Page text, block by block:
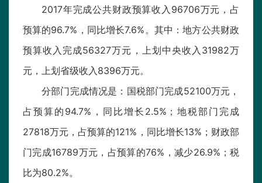
2017年完成公共财政预算收入96706万元，占
预算的96.7%，同比增长7.6%。其中：地方公共财政
预算收入完成56327万元，上划中央收入31982万
元，上划省级收入8396万元。
分部门完成情况是：国税部门完成52100万元，
占预算的94.7%，同比增长2.5%；地税部门完成
27818万元，占预算的121%，同比增长13%；财政部
门完成16789万元，占预算的76%，减少26.9%；税
比为80.2%。